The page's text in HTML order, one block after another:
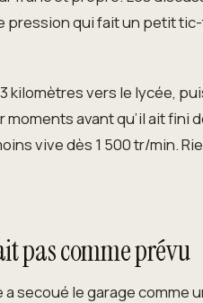
qui fait un petit
vers le lycée,
avant qu’il ait fini
vive dès 1 500 tr/min.
pas comme prévu
secoué le garage comme